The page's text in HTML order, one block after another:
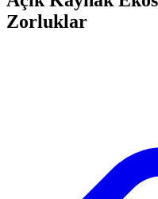
Zorluklar